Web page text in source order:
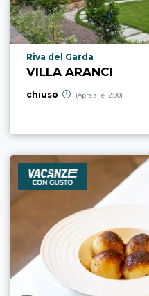
Località punto di interesse
Riva del Garda
VILLA ARANCI
chiuso (Apre alle 12:00)